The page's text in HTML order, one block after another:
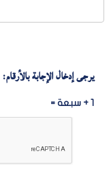
يرجى إدخال الإجابة بالأرقام:
1 + سبعة =